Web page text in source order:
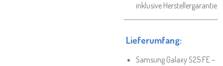
inklusive Herstellergarantie
Lieferumfang:
Samsung Galaxy S25 FE –